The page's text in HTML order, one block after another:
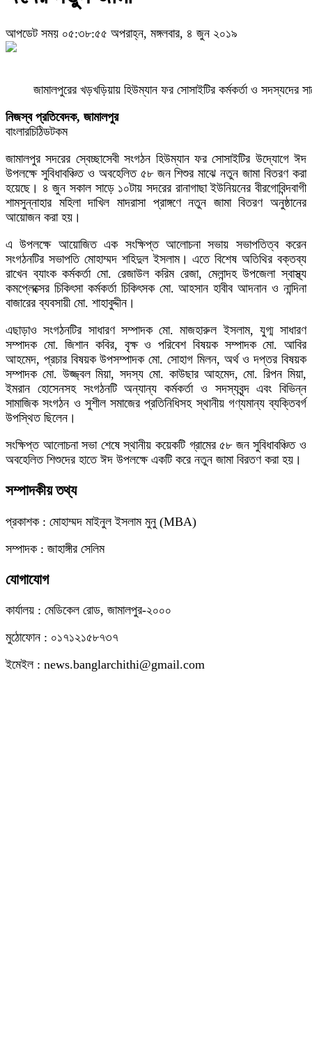
আপডেট সময় ০৫:৩৮:৫৫ অপরাহ্ন, মঙ্গলবার, ৪ জুন ২০১৯
জামালপুরের খড়খড়িয়ায় হিউম্যান ফর সোসাইটির কর্মকর্তা ও সদস্যদের
নিজস্ব প্রতিবেদক, জামালপুর
বাংলারচিঠিডটকম
জামালপুর সদরের স্বেচ্ছাসেবী সংগঠন হিউম্যান ফর সোসাইটির উদ্যোগে ঈদ
উপলক্ষে সুবিধাবঞ্চিত ও অবহেলিত ৫৮ জন শিশুর মাঝে নতুন জামা বিতরণ করা
হয়েছে। ৪ জুন সকাল সাড়ে ১০টায় সদরের রানাগাছা ইউনিয়নের বীরগোবিন্দবাগী
শামসুন্নাহার মহিলা দাখিল মাদরাসা প্রাঙ্গণে নতুন জামা বিতরণ অনুষ্ঠানের
আয়োজন করা হয়।
এ উপলক্ষে আয়োজিত এক সংক্ষিপ্ত আলোচনা সভায় সভাপতিত্ব করেন
সংগঠনটির সভাপতি মোহাম্মদ শহিদুল ইসলাম। এতে বিশেষ অতিথির বক্তব্য
রাখেন ব্যাংক কর্মকর্তা মো. রেজাউল করিম রেজা, মেলান্দহ উপজেলা স্বাস্থ্য
কমপ্লেক্সের চিকিৎসা কর্মকর্তা চিকিৎসক মো. আহসান হাবীব আদনান ও নান্দিনা
বাজারের ব্যবসায়ী মো. শাহাবুদ্দীন।
এছাড়াও সংগঠনটির সাধারণ সম্পাদক মো. মাজহারুল ইসলাম, যুগ্ম সাধারণ
সম্পাদক মো. জিশান কবির, বৃক্ষ ও পরিবেশ বিষয়ক সম্পাদক মো. আবির
আহমেদ, প্রচার বিষয়ক উপসম্পাদক মো. সোহাগ মিলন, অর্থ ও দপ্তর বিষয়ক
সম্পাদক মো. উজ্জ্বল মিয়া, সদস্য মো. কাউছার আহমেদ, মো. রিপন মিয়া,
ইমরান হোসেনসহ সংগঠনটি অন্যান্য কর্মকর্তা ও সদস্যবৃন্দ এবং বিভিন্ন
সামাজিক সংগঠন ও সুশীল সমাজের প্রতিনিধিসহ স্থানীয় গণ্যমান্য ব্যক্তিবর্গ
উপস্থিত ছিলেন।
সংক্ষিপ্ত আলোচনা সভা শেষে স্থানীয় কয়েকটি গ্রামের ৫৮ জন সুবিধাবঞ্চিত ও
অবহেলিত শিশুদের হাতে ঈদ উপলক্ষে একটি করে নতুন জামা বিরতণ করা হয়।
সম্পাদকীয় তথ্য
প্রকাশক : মোহাম্মদ মাইনুল ইসলাম মুনু (MBA)
সম্পাদক : জাহাঙ্গীর সেলিম
যোগাযোগ
কার্যালয় : মেডিকেল রোড, জামালপুর-২০০০
মুঠোফোন : ০১৭১২১৫৮৭৩৭
ইমেইল : news.banglarchithi@gmail.com